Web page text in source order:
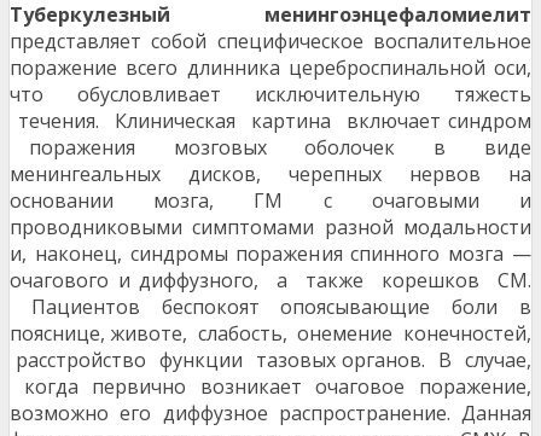
Туберкулезный менингоэнцефаломиелит
представляет собой специфическое воспалительное
поражение всего длинника цереброспинальной оси,
что обусловливает исключительную тяжесть
течения. Клиническая картина включает синдром
поражения мозговых оболочек в виде
менингеальных дисков, черепных нервов на
основании мозга, ГМ с очаговыми и
проводниковыми симптомами разной модальности
и, наконец, синдромы поражения спинного мозга —
очагового и диффузного, а также корешков СМ.
Пациентов беспокоят опоясывающие боли в
пояснице, животе, слабость, онемение конечностей,
расстройство функции тазовых органов. В случае,
когда первично возникает очаговое поражение,
возможно его диффузное распространение. Данная